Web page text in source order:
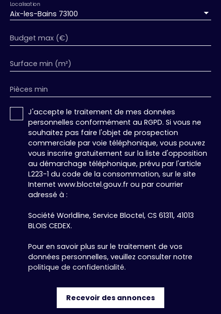
Aix-les-Bains 73100
Localisation
Budget max (€)
Surface min (m²)
Pièces min
J'accepte le traitement de mes données
personnelles conformément au RGPD. Si vous ne
souhaitez pas faire l'objet de prospection
commerciale par voie téléphonique, vous pouvez
vous inscrire gratuitement sur la liste d'opposition
au démarchage téléphonique, prévu par l'article
L223-1 du code de la consommation, sur le site
Internet www.bloctel.gouv.fr ou par courrier
adressé à :
Société Worldline, Service Bloctel, CS 61311, 41013
BLOIS CEDEX.
Pour en savoir plus sur le traitement de vos
données personnelles, veuillez consulter notre
politique de confidentialité.
Recevoir des annonces